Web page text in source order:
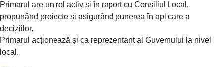
Primarul are un rol activ și în raport cu Consiliul Local,
propunând proiecte și asigurând punerea în aplicare a
deciziilor.
Primarul acționează și ca reprezentant al Guvernului la nivel
local.